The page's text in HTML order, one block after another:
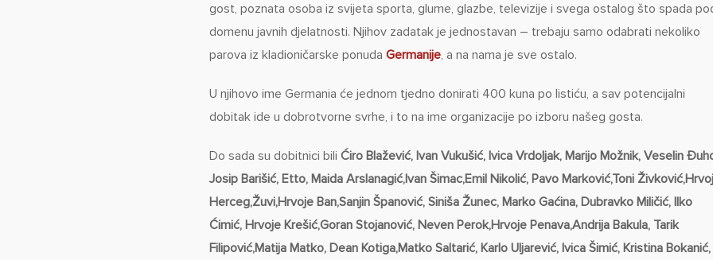
gost, poznata osoba iz svijeta sporta, glume, glazbe, televizije i svega ostalog što spada
domenu javnih djelatnosti. Njihov zadatak je jednostavan – trebaju samo odabrati nekoliko
parova iz kladioničarske ponudaGermanije, a na nama je sve ostalo.
U njihovo ime Germania će jednom tjedno donirati 400 kuna po listiću, a sav potencijalni
dobitak ide u dobrotvorne svrhe, i to na ime organizacije po izboru našeg gosta.
Do sada su dobitnici biliĆiro Blažević, Ivan Vukušić, Ivica Vrdoljak, Marijo Možnik, Veselin
Josip Barišić, Etto, Maida Arslanagić,Ivan Šimac,Emil Nikolić, Pavo Marković,Toni
Herceg,Žuvi,Hrvoje Ban,Sanjin Španović, Siniša Žunec, Marko Gaćina, Dubravko Miličić, Ilko
Ćimić, Hrvoje Krešić,Goran Stojanović, Neven Perok,Hrvoje Penava,Andrija Bakula, Tarik
Filipović,Matija Matko, Dean Kotiga,Matko Saltarić, Karlo Uljarević, Ivica Šimić, Kristina Bokanić,